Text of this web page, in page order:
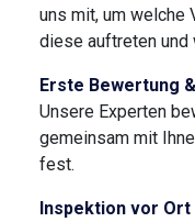
uns mit, um welche
diese auftreten und
Erste Bewertung
Unsere Experten
gemeinsam mit
fest.
Inspektion vor Ort